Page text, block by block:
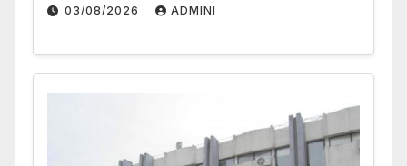
03/08/2026 ADMINI